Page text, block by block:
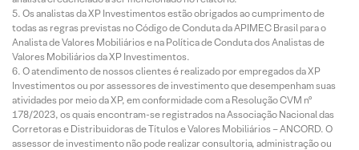
Os analistas da XP Investimentos estão obrigados ao cumprimento de
todas as regras previstas no Código de Conduta da APIMEC Brasil para o
Analista de Valores Mobiliários e na Política de Conduta dos Analistas de
Valores Mobiliários da XP Investimentos.
O atendimento de nossos clientes é realizado por empregados da XP
Investimentos ou por assessores de investimento que desempenham suas
atividades por meio da XP, em conformidade com a Resolução CVM nº
178/2023, os quais encontram-se registrados na Associação Nacional das
Corretoras e Distribuidoras de Títulos e Valores Mobiliários – ANCORD. O
assessor de investimento não pode realizar consultoria, administração ou